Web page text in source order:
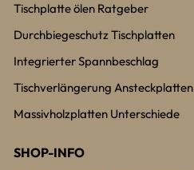
Tischplatte ölen Ratgeber
Durchbiegeschutz Tischplatten
Integrierter Spannbeschlag
Tischverlängerung Ansteckplatten
Massivholzplatten Unterschiede
SHOP-INFO